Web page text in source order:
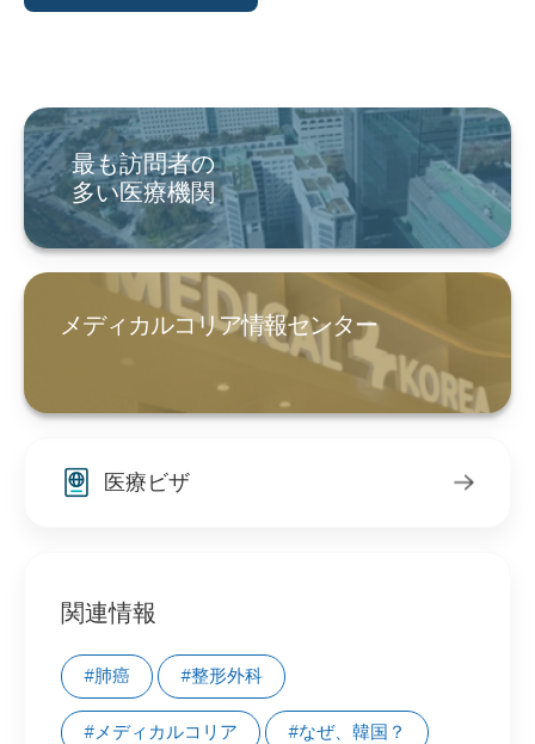
最も訪問者の
多い医療機関
メディカルコリア情報センター
医療ビザ
関連情報
#肺癌 #整形外科
#メディカルコリア #なぜ、韓国？